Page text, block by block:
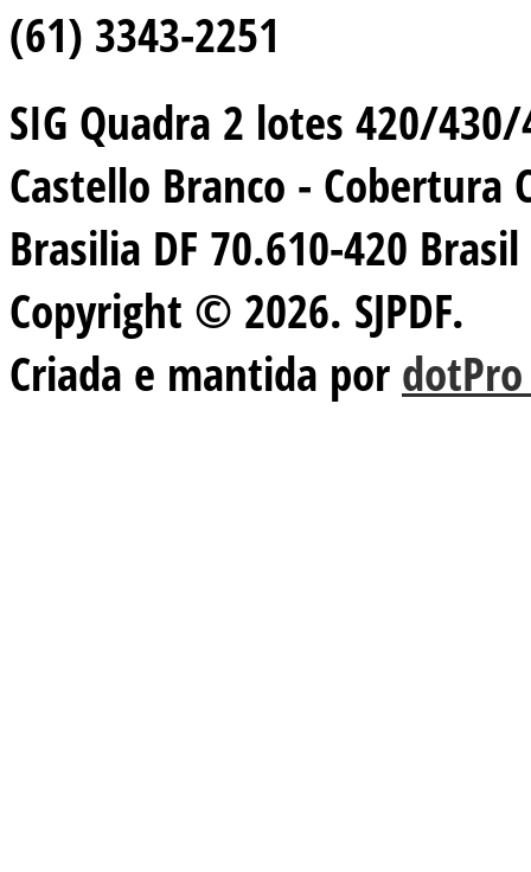
(61) 3343-2251
SIG Quadra 2 lotes 420/
Castello Branco - Cobertura
Brasilia DF 70.610-420 Brasil
Copyright © 2026. SJPDF.
Criada e mantida por